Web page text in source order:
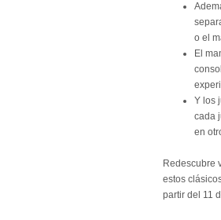
o el
El
Y los
cada
en
Redescubre
estos
partir del 11